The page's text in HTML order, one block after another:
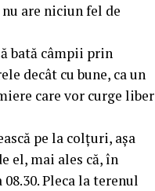
are niciun fel de
bată câmpii prin
decât cu bune, ca un
care vor curge liber
pe la colțuri, așa
el, mai ales că, în
Pleca la terenul